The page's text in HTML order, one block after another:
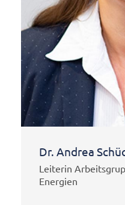
Dr. Andrea
Leiterin
Energien